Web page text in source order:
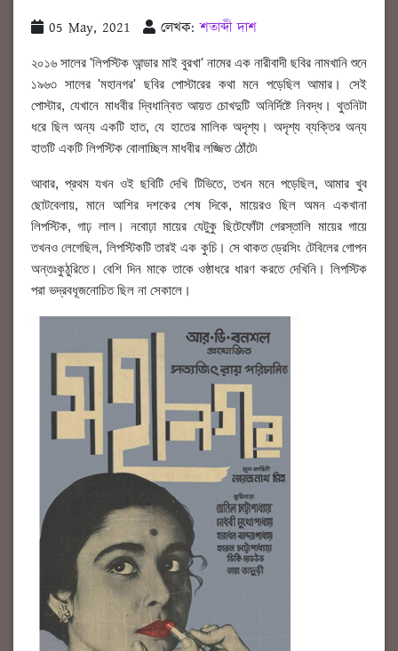
05 May, 2021 লেখক:শতাব্দী দাশ
২০১৬ সালের 'লিপস্টিক আন্ডার মাই বুরখা' নামের এক নারীবাদী ছবির নামখানি শুনে
১৯৬৩ সালের 'মহানগর' ছবির পোস্টারের কথা মনে পড়েছিল আমার। সেই
পোস্টার, যেখানে মাধবীর দ্বিধান্বিত আয়ত চোখদুটি অনির্দিষ্টে নিবদ্ধ। থুতনিটা
ধরে ছিল অন্য একটি হাত, যে হাতের মালিক অদৃশ্য। অদৃশ্য ব্যক্তির অন্য
হাতটি একটি লিপস্টিক বোলাচ্ছিল মাধবীর লজ্জিত ঠোঁটে৷
আবার, প্রথম যখন ওই ছবিটি দেখি টিভিতে, তখন মনে পড়েছিল, আমার খুব
ছোটবেলায়, মানে আশির দশকের শেষ দিকে, মায়েরও ছিল অমন একখানা
লিপস্টিক, গাঢ় লাল। নবোঢ়া মায়ের যেটুকু ছিটেফোঁটা গেরস্তালি মায়ের গায়ে
তখনও লেগেছিল, লিপস্টিকটি তারই এক কুচি। সে থাকত ড্রেসিং টেবিলের গোপন
অন্তঃকুঠুরিতে। বেশি দিন মাকে তাকে ওষ্ঠাধরে ধারণ করতে দেখিনি। লিপস্টিক
পরা ভদ্রবধূজনোচিত ছিল না সেকালে।